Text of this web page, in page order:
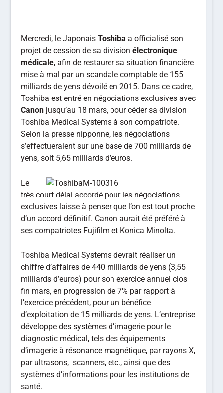
Mercredi, le JaponaisToshiba a officialisé son
projet de cession de sa divisionélectronique
médicale, afin de restaurer sa situation financière
mise à mal par un scandale comptable de 155
milliards de yens dévoilé en 2015. Dans ce cadre,
Toshiba est entré en négociations exclusives avec
Canon jusqu’au 18 mars, pour céder sa division
Toshiba Medical Systems à son compatriote.
Selon la presse nipponne, les négociations
s’effectueraient sur une base de 700 milliards de
yens, soit 5,65 milliards d’euros.
Le
très court délai accordé pour les négociations
exclusives laisse à penser que l’on est tout proche
d’un accord définitif. Canon aurait été préféré à
ses compatriotes Fujifilm et Konica Minolta.
Toshiba Medical Systems devrait réaliser un
chiffre d’affaires de 440 milliards de yens (3,55
milliards d’euros) pour son exercice annuel clos
fin mars, en progression de 7% par rapport à
l’exercice précédent, pour un bénéfice
d’exploitation de 15 milliards de yens. L’entreprise
développe des systèmes d’imagerie pour le
diagnostic médical, tels des équipements
d’imagerie à résonance magnétique, par rayons X,
par ultrasons, scanners, etc., ainsi que des
systèmes d’informations pour les institutions de
santé.